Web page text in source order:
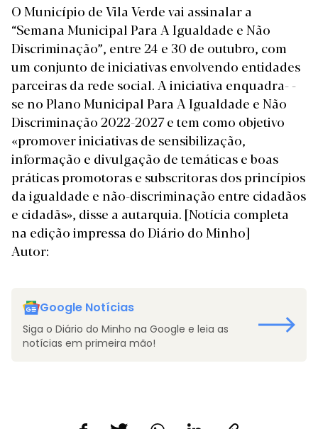
O Município de Vila Verde vai assinalar a
“Semana Municipal Para A Igualdade e Não
Discriminação”, entre 24 e 30 de outubro, com
um conjunto de iniciativas envolvendo entidades
parceiras da rede social. A iniciativa enquadra- -
se no Plano Municipal Para A Igualdade e Não
Discriminação 2022-2027 e tem como objetivo
«promover iniciativas de sensibilização,
informação e divulgação de temáticas e boas
práticas promotoras e subscritoras dos princípios
da igualdade e não-discriminação entre cidadãos
e cidadãs», disse a autarquia. [Notícia completa
na edição impressa do Diário do Minho]
Autor:
Google Notícias
Siga o Diário do Minho na Google e leia as
notícias em primeira mão!